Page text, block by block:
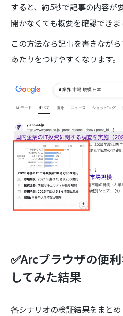
すると、約5秒で記事の内容が
開かなくても概要を確認できま
この方法なら記事を書きなが
あたりをつけやすくなります。
✅Arcブラウザの便
してみた結果
各シナリオの検証結果をまとめ